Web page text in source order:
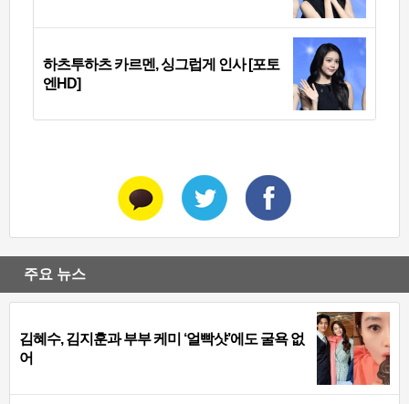
하츠투하츠 카르멘, 싱그럽게 인사 [포토
엔HD]
주요 뉴스
김혜수, 김지훈과 부부 케미 ‘얼빡샷’에도 굴욕 없
어